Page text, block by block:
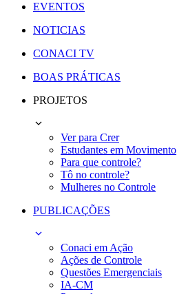
EVENTOS
NOTICIAS
CONACI TV
BOAS PRÁTICAS
PROJETOS
Ver para Crer
Estudantes em Movimento
Para que controle?
Tô no controle?
Mulheres no Controle
PUBLICAÇÕES
Conaci em Ação
Ações de Controle
Questões Emergenciais
IA-CM